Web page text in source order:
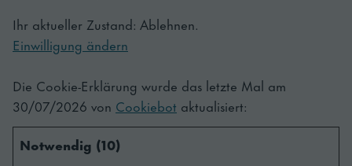
Ihr aktueller Zustand: Ablehnen.
Einwilligung ändern
Die Cookie-Erklärung wurde das letzte Mal am
30/07/2026 von Cookiebot aktualisiert:
Notwendig (10)